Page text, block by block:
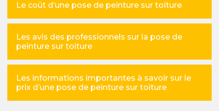
Le coût d’une pose de peinture sur toiture
Les avis des professionnels sur la pose de
peinture sur toiture
Les informations importantes à savoir sur le
prix d’une pose de peinture sur toiture